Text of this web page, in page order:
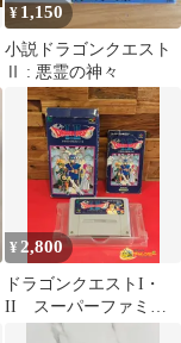
¥ 1,150
小説ドラゴンクエスト
Ⅱ : 悪霊の神々
¥2,800
ドラゴンクエストI・
II スーパーファミコ
ンソフト 取扱説明書